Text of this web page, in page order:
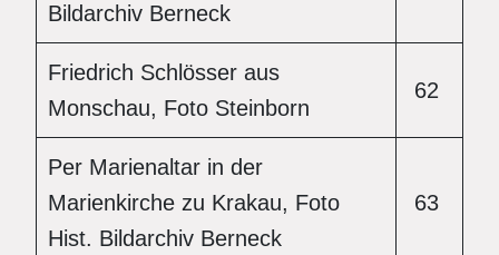
Bildarchiv Berneck
Friedrich Schlösser aus
Monschau, Foto Steinborn
62
Per Marienaltar in der
Marienkirche zu Krakau, Foto
Hist. Bildarchiv Berneck
63